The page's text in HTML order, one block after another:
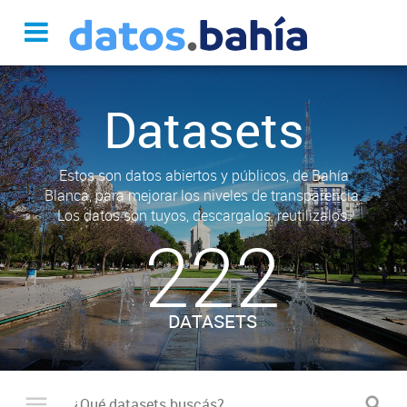
Datasets
Estos son datos abiertos y públicos, de Bahía
Blanca, para mejorar los niveles de transparencia.
Los datos son tuyos, descargalos, reutilizalos.
222
DATASETS